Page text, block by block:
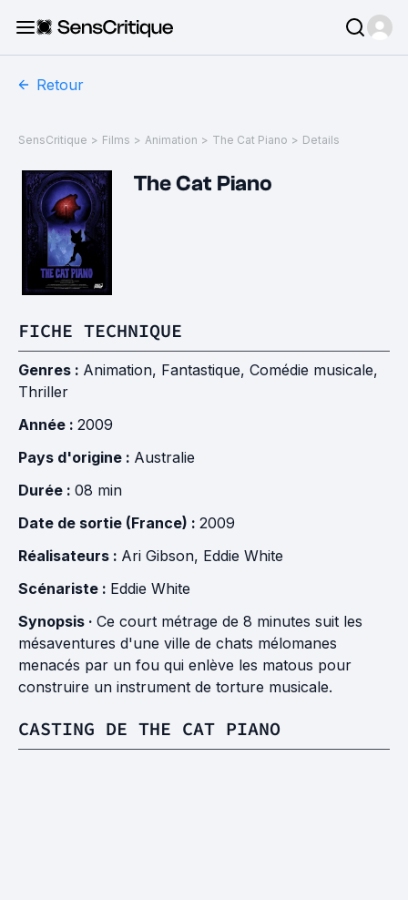
Retour
SensCritique > Films > Animation > The Cat Piano > Details
The Cat Piano
FICHE TECHNIQUE
Genres : Animation, Fantastique, Comédie musicale,
Thriller
Année : 2009
Pays d'origine : Australie
Durée : 08 min
Date de sortie (France) : 2009
Réalisateurs : Ari Gibson, Eddie White
Scénariste : Eddie White
Synopsis · Ce court métrage de 8 minutes suit les
mésaventures d'une ville de chats mélomanes
menacés par un fou qui enlève les matous pour
construire un instrument de torture musicale.
CASTING DE THE CAT PIANO